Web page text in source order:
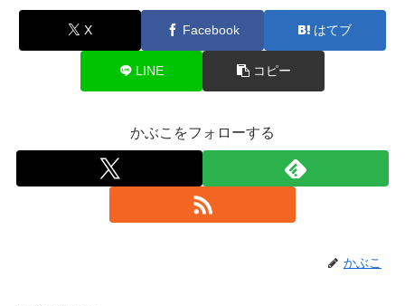
X Facebook はてブ
LINE コピー
かぶこをフォローする
かぶこ